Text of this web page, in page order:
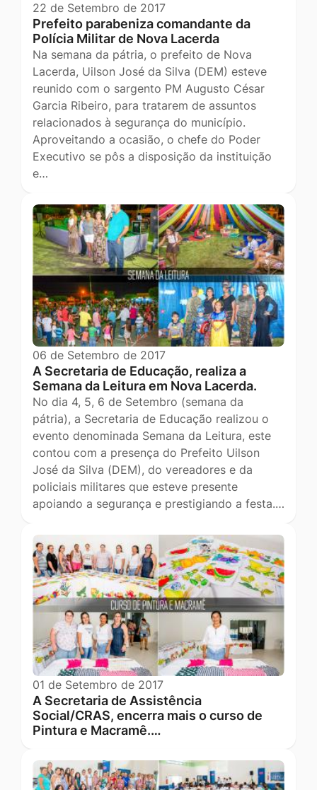
22 de Setembro de 2017
Prefeito parabeniza comandante da
Polícia Militar de Nova Lacerda
Na semana da pátria, o prefeito de Nova
Lacerda, Uilson José da Silva (DEM) esteve
reunido com o sargento PM Augusto César
Garcia Ribeiro, para tratarem de assuntos
relacionados à segurança do município.
Aproveitando a ocasião, o chefe do Poder
Executivo se pôs a disposição da instituição
e…
06 de Setembro de 2017
A Secretaria de Educação, realiza a
Semana da Leitura em Nova Lacerda.
No dia 4, 5, 6 de Setembro (semana da
pátria), a Secretaria de Educação realizou o
evento denominada Semana da Leitura, este
contou com a presença do Prefeito Uilson
José da Silva (DEM), do vereadores e da
policiais militares que esteve presente
apoiando a segurança e prestigiando a festa.…
01 de Setembro de 2017
A Secretaria de Assistência
Social/CRAS, encerra mais o curso de
Pintura e Macramê.…